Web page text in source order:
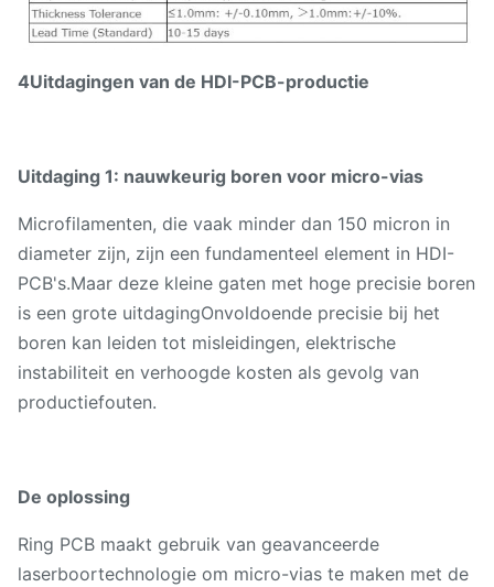
4Uitdagingen van de HDI-PCB-productie
Uitdaging 1: nauwkeurig boren voor micro-vias
Microfilamenten, die vaak minder dan 150 micron in
diameter zijn, zijn een fundamenteel element in HDI-
PCB's.Maar deze kleine gaten met hoge precisie boren
is een grote uitdagingOnvoldoende precisie bij het
boren kan leiden tot misleidingen, elektrische
instabiliteit en verhoogde kosten als gevolg van
productiefouten.
De oplossing
Ring PCB maakt gebruik van geavanceerde
laserboortechnologie om micro-vias te maken met de